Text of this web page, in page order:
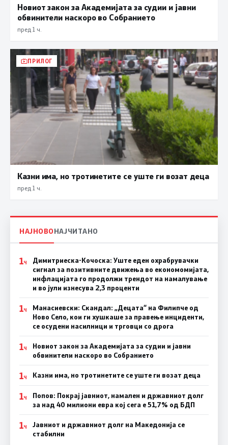
Новиот закон за Академијата за судии и јавни
обвинители наскоро во Собранието
пред 1 ч.
ПРИЛОГ
Казни има, но тротинетите се уште ги возат деца
пред 1 ч.
НАЈНОВОНАЈЧИТАНО
1Ч
Димитриеска-Кочоска: Уште еден охрабрувачки
сигнал за позитивните движења во економомијата,
инфлацијата го продолжи трендот на намалување
и во јули изнесува 2,3 проценти
1Ч
Манасиевски: Скандал: „Децата“ на Филипче од
Ново Село, кои ги хушкаше за правење инциденти,
се осудени насилници и трговци со дрога
1Ч
Новиот закон за Академијата за судии и јавни
обвинители наскоро во Собранието
1Ч Казни има, но тротинетите се уште ги возат деца
1Ч
Попов: Покрај јавниот, намален и државниот долг
за над 40 милиони евра кој сега е 51,7% од БДП
1Ч
Јавниот и државниот долг на Македонија се
стабилни